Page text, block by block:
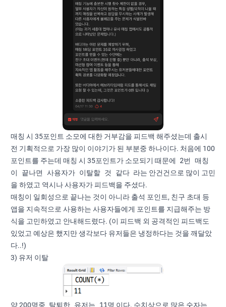
매칭 시 35포인트 소모에 대한 거부감을 피드백 해주셨는데 출시
전 기획적으로 가장 많이 이야기가 된 부분중 하나이다. 처음에 100
포인트를 주는데 매칭 시 35포인트가 소모되기 때문에
2번 매칭
이 끝나면 사용자가 이탈할 것 같다 라는 안건건으로 많이 고민
을 하였고 역시나 사용자가 피드백을 주셨다.
매칭이 일회성으로 끝나는 것이 아니라 출석 포인트, 친구 초대 등
앱을 지속적으로 사용하는 사용자들에게 포인트를 지급해주는 방
식을 고민하였고 안내해드렸다. (이 피드백 외 공격적인 피드백도
있었고 예상은 했지만 생각보다 유저들은 냉정하다는 것을 깨달았
다..!)
3) 유저 이탈
약 200명중 탈퇴한 유저는 11명 이다. 수치상으로 많은 숫자는